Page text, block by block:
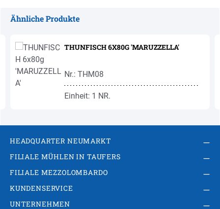
Ähnliche Produkte
THUNFISCH 6X80G 'MARUZZELLA'
Nr.: THM08
Einheit: 1 NR.
HEADQUARTER NEUMARKT
FILIALE MÜHLEN IN TAUFERS
FILIALE MEZZOLOMBARDO
KUNDENSERVICE
UNTERNEHMEN